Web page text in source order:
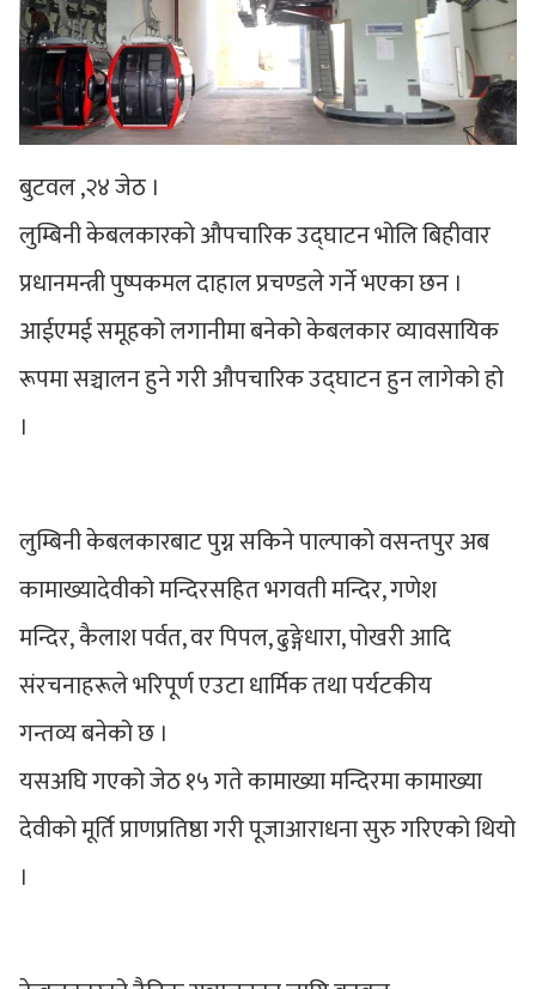
बुटवल ,२४ जेठ ।
लुम्बिनी केबलकारको औपचारिक उद्घाटन भोलि बिहीवार
प्रधानमन्त्री पुष्पकमल दाहाल प्रचण्डले गर्ने भएका छन ।
आईएमई समूहको लगानीमा बनेको केबलकार व्यावसायिक
रूपमा सञ्चालन हुने गरी औपचारिक उद्घाटन हुन लागेको हो
।
लुम्बिनी केबलकारबाट पुग्न सकिने पाल्पाको वसन्तपुर अब
कामाख्यादेवीको मन्दिरसहित भगवती मन्दिर, गणेश
मन्दिर, कैलाश पर्वत, वर पिपल, ढुङ्गेधारा, पोखरी आदि
संरचनाहरूले भरिपूर्ण एउटा धार्मिक तथा पर्यटकीय
गन्तव्य बनेको छ ।
यसअघि गएको जेठ १५ गते कामाख्या मन्दिरमा कामाख्या
देवीको मूर्ति प्राणप्रतिष्ठा गरी पूजाआराधना सुरु गरिएको थियो
।